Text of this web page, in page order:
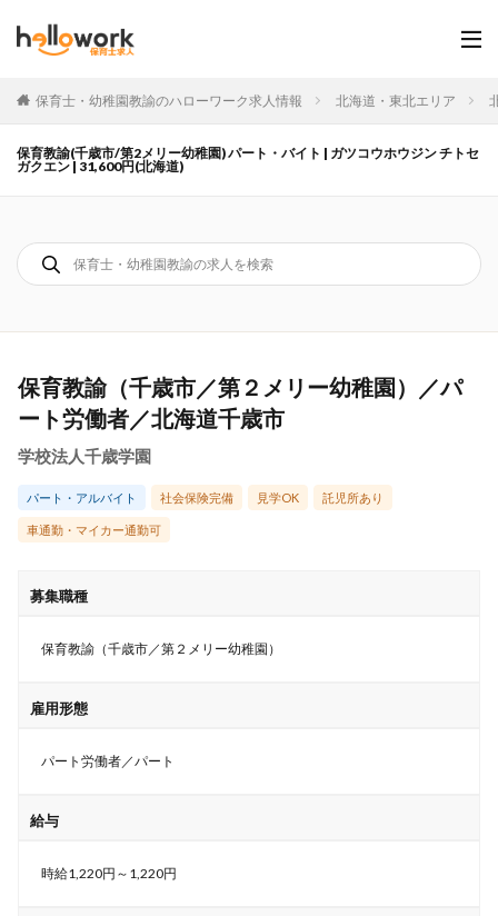
保育士・幼稚園教諭のハローワーク求人情報 北海道・東北エリア
保育教諭(千歳市/第2メリー幼稚園) パート・バイト | ガツコウホウジン チトセ
ガクエン | 31,600円(北海道)
保育教諭（千歳市／第２メリー幼稚園）／パ
ート労働者／北海道千歳市
学校法人千歳学園
パート・アルバイト 社会保険完備 見学OK 託児所あり
車通勤・マイカー通勤可
募集職種
保育教諭（千歳市／第２メリー幼稚園）
雇用形態
パート労働者／パート
給与
時給1,220円～1,220円